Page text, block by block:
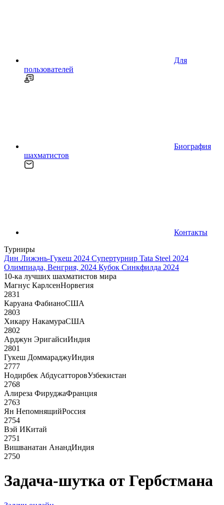
Для
пользователей
Биография
шахматистов
Контакты
Турниры
Дин Лижэнь-Гукеш 2024 Супертурнир Tata Steel 2024
Олимпиада, Венгрия, 2024 Кубок Синкфилда 2024
10-ка лучших шахматистов мира
Магнус КарлсенНорвегия
2831
Каруана ФабианоСША
2803
Хикару НакамураСША
2802
Арджун ЭригайсиИндия
2801
Гукеш ДоммараджуИндия
2777
Нодирбек АбдусатторовУзбекистан
2768
Алиреза ФируджаФранция
2763
Ян НепомнящийРоссия
2754
Вэй ИКитай
2751
Вишванатан АнандИндия
2750
Задача-шутка от Гербстмана